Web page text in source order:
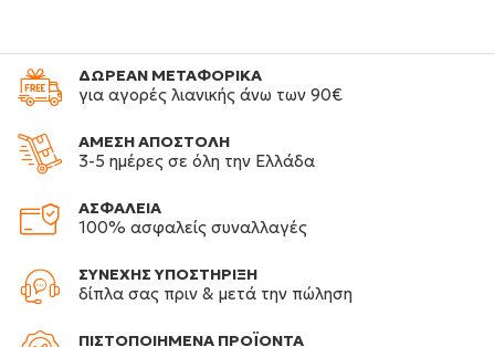
ΔΩΡΕΑΝ ΜΕΤΑΦΟΡΙΚΑ
για αγορές λιανικής άνω των 90€
ΑΜΕΣΗ ΑΠΟΣΤΟΛΗ
3-5 ημέρες σε όλη την Ελλάδα
ΑΣΦΑΛΕΙΑ
100% ασφαλείς συναλλαγές
ΣΥΝΕΧΗΣ ΥΠΟΣΤΗΡΙΞΗ
δίπλα σας πριν & μετά την πώληση
ΠΙΣΤΟΠΟΙΗΜΕΝΑ ΠΡΟΪΟΝΤΑ